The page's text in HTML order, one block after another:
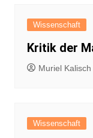
Wissenschaft
Kritik der
Muriel Kalisch
Wissenschaft